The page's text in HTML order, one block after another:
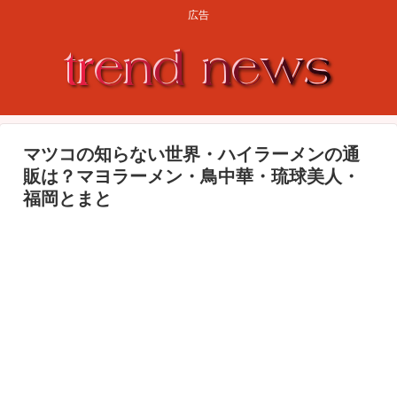
広告
マツコの知らない世界・ハイラーメンの通
販は？マヨラーメン・鳥中華・琉球美人・
福岡とまと